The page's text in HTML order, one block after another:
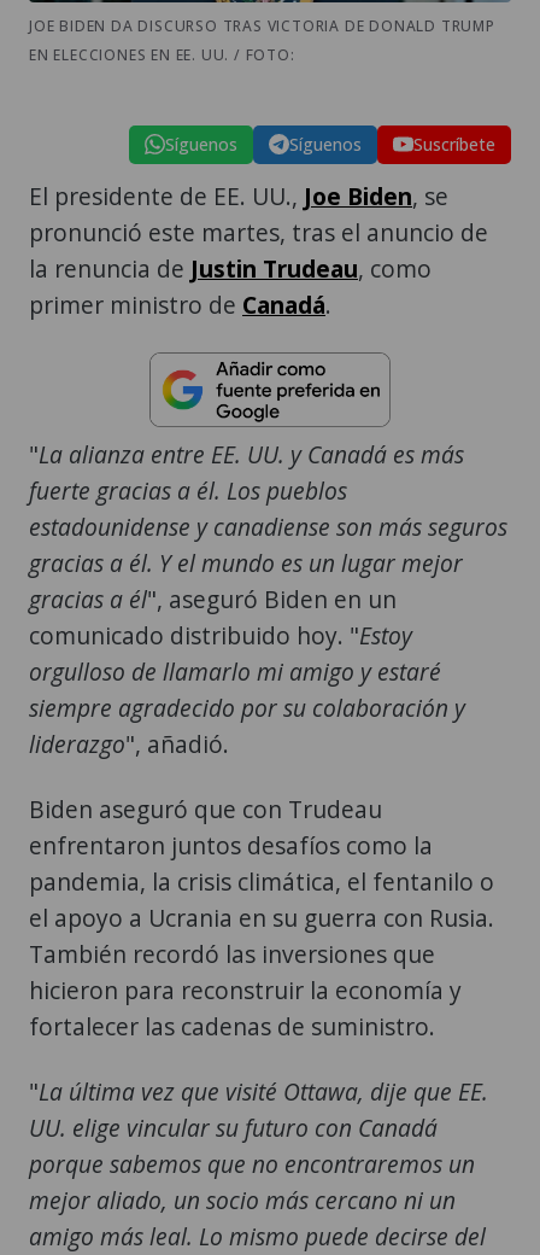
JOE BIDEN DA DISCURSO TRAS VICTORIA DE DONALD TRUMP
EN ELECCIONES EN EE. UU. / FOTO:
Síguenos Síguenos Suscríbete
El presidente de EE. UU., Joe Biden, se
pronunció este martes, tras el anuncio de
la renuncia de Justin Trudeau, como
primer ministro de Canadá.
"La alianza entre EE. UU. y Canadá es más
fuerte gracias a él. Los pueblos
estadounidense y canadiense son más seguros
gracias a él. Y el mundo es un lugar mejor
gracias a él", aseguró Biden en un
comunicado distribuido hoy. "Estoy
orgulloso de llamarlo mi amigo y estaré
siempre agradecido por su colaboración y
liderazgo", añadió.
Biden aseguró que con Trudeau
enfrentaron juntos desafíos como la
pandemia, la crisis climática, el fentanilo o
el apoyo a Ucrania en su guerra con Rusia.
También recordó las inversiones que
hicieron para reconstruir la economía y
fortalecer las cadenas de suministro.
"La última vez que visité Ottawa, dije que EE.
UU. elige vincular su futuro con Canadá
porque sabemos que no encontraremos un
mejor aliado, un socio más cercano ni un
amigo más leal. Lo mismo puede decirse del